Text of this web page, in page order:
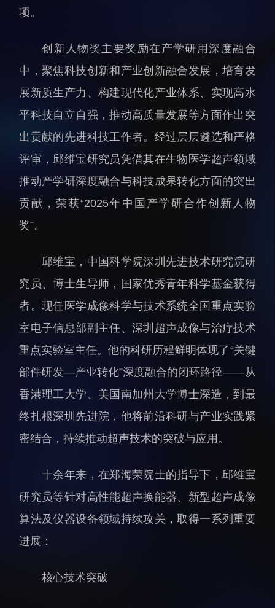
人才概况
人才招聘
人才动态
博士后
创新融合处
人力资源处
财务资产处
合作转化处
教育处
党群工作处
监督审计处
支撑平台处
科研进展
科研诚信与伦理委员会
实验动物管理
分析测试中心
实验室建设与管理
生物安全管理
要闻播报
科研进展
综合新闻
合作交流
学术活动
媒体报道
档案频道
科学普及
先进视界
项。
创新人物奖主要奖励在产学研用深度融合
中，聚焦科技创新和产业创新融合发展，培育发
展新质生产力、构建现代化产业体系、实现高水
平科技自立自强，推动高质量发展等方面作出突
出贡献的先进科技工作者。经过层层遴选和严格
评审，邱维宝研究员凭借其在生物医学超声领域
推动产学研深度融合与科技成果转化方面的突出
贡献，荣获“2025年中国产学研合作创新人物
奖”。
邱维宝，中国科学院深圳先进技术研究院研
究员、博士生导师，国家优秀青年科学基金获得
者。现任医学成像科学与技术系统全国重点实验
室电子信息部副主任、深圳超声成像与治疗技术
重点实验室主任。他的科研历程鲜明体现了“关键
部件研发—产业转化”深度融合的闭环路径——从
香港理工大学、美国南加州大学博士深造，到最
终扎根深圳先进院，他将前沿科研与产业实践紧
密结合，持续推动超声技术的突破与应用。
十余年来，在郑海荣院士的指导下，邱维宝
研究员等针对高性能超声换能器、新型超声成像
算法及仪器设备领域持续攻关，取得一系列重要
进展：
核心技术突破